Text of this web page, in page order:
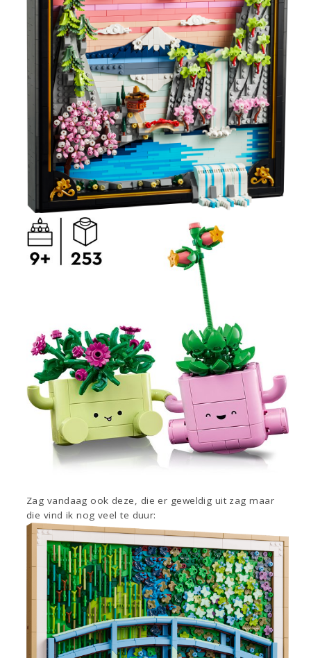
Zag vandaag ook deze, die er geweldig uit zag maar
die vind ik nog veel te duur: